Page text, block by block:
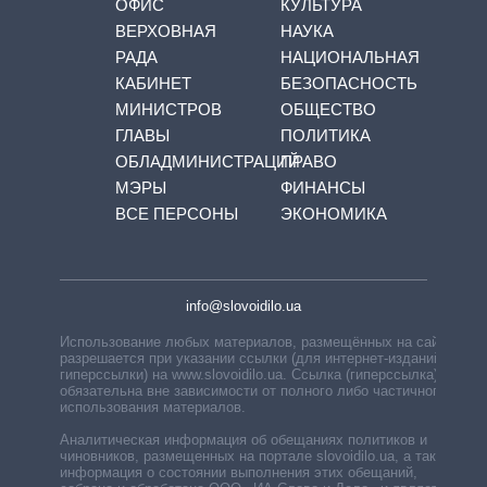
ОФИС
ВЕРХОВНАЯ
РАДА
КАБИНЕТ
МИНИСТРОВ
ГЛАВЫ
ОБЛАДМИНИСТРАЦИЙ
МЭРЫ
ВСЕ ПЕРСОНЫ
КУЛЬТУРА
НАУКА
НАЦИОНАЛЬНАЯ
БЕЗОПАСНОСТЬ
ОБЩЕСТВО
ПОЛИТИКА
ПРАВО
ФИНАНСЫ
ЭКОНОМИКА
info@slovoidilo.ua
Использование любых материалов, размещённых на сайте,
разрешается при указании ссылки (для интернет-изданий —
гиперссылки) на www.slovoidilo.ua. Ссылка (гиперссылка)
обязательна вне зависимости от полного либо частичного
использования материалов.
Аналитическая информация об обещаниях политиков и
чиновников, размещенных на портале slovoidilo.ua, а также
информация о состоянии выполнения этих обещаний,